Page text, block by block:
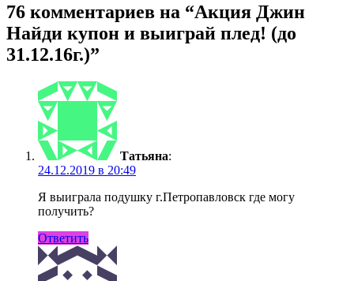
76 комментариев на “Акция Джин
Найди купон и выиграй плед! (до
31.12.16г.)”
Татьяна:
24.12.2019 в 20:49
Я выиграла подушку г.Петропавловск где могу
получить?
Ответить